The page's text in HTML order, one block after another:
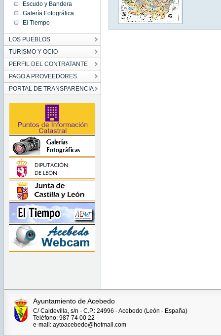
Escudo y Bandera
Galería Fotográfica
El Tiempo
LOS PUEBLOS
TURISMO Y OCIO
PERFIL DEL CONTRATANTE
PAGO A PROVEEDORES
PORTAL DE TRANSPARENCIA
Ayuntamiento de Acebedo
C/ Caldevilla, s/n - C.P.: 24996 - Acebedo (León - España)
Teléfono: 987 74 00 22
e-mail: aytoacebedo@hotmail.com